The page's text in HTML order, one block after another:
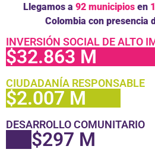
Llegamos a 92 municipios en
Colombia con presencia
INVERSIÓN SOCIAL DE ALTO
$32.863 M
CIUDADANÍA RESPONSABLE
$2.007 M
DESARROLLO COMUNITARIO
$297 M